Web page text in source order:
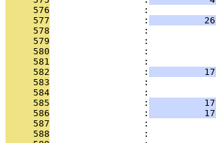
     576
:
     577
                 :
     578
:
     579
:
     580
:
     581
:
     582
                 :
     583
:
     584
:
     585
                 :
     586
                 :
     587
:
     588
: